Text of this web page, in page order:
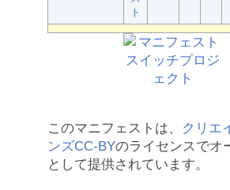
ト
このマニフェストは、
クリエ
ンズCC-BYのライセンスでオ
として提供されています。